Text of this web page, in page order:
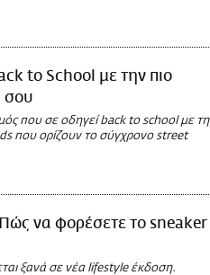
to School με την πιο
σου
που σε οδηγεί back to school με τη
που ορίζουν το σύγχρονο street
να φορέσετε το sneaker
ξανά σε νέα lifestyle έκδοση.